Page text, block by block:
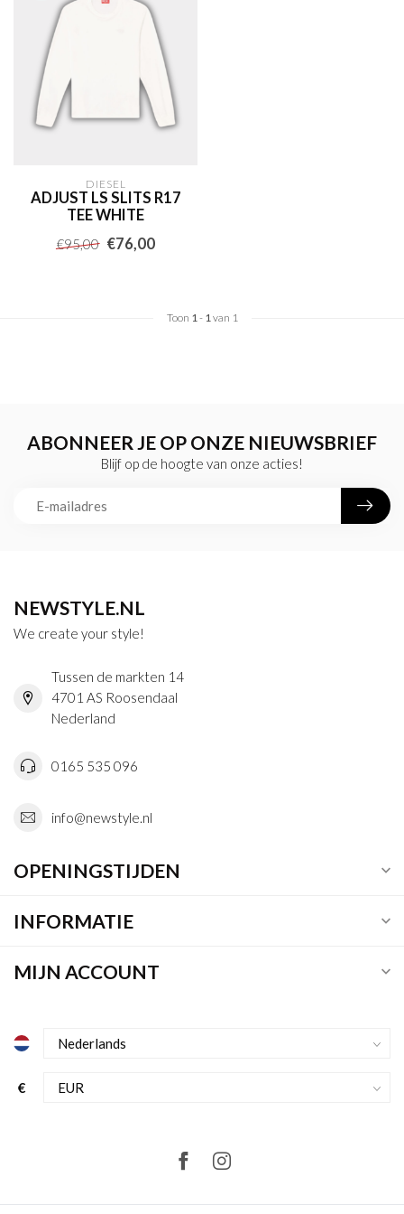
DIESEL
ADJUST LS SLITS R17
TEE WHITE
€95,00 €76,00
Toon 1- 1van 1
ABONNEER JE OP ONZE NIEUWSBRIEF
Blijf op de hoogte van onze acties!
NEWSTYLE.NL
We create your style!
Tussen de markten 14
4701 AS Roosendaal
Nederland
0165 535 096
info@newstyle.nl
OPENINGSTIJDEN
INFORMATIE
MIJN ACCOUNT
€